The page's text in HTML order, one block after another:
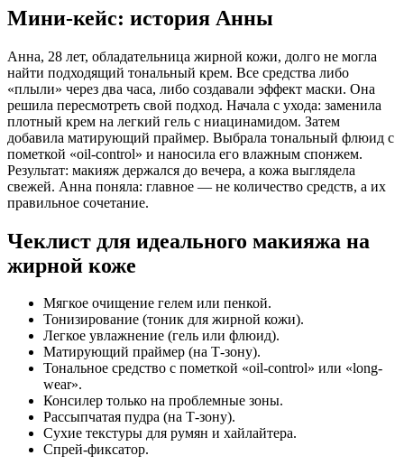
Мини-кейс: история Анны
Анна, 28 лет, обладательница жирной кожи, долго не могла
найти подходящий тональный крем. Все средства либо
«плыли» через два часа, либо создавали эффект маски. Она
решила пересмотреть свой подход. Начала с ухода: заменила
плотный крем на легкий гель с ниацинамидом. Затем
добавила матирующий праймер. Выбрала тональный флюид с
пометкой «oil-control» и наносила его влажным спонжем.
Результат: макияж держался до вечера, а кожа выглядела
свежей. Анна поняла: главное — не количество средств, а их
правильное сочетание.
Чеклист для идеального макияжа на
жирной коже
Мягкое очищение гелем или пенкой.
Тонизирование (тоник для жирной кожи).
Легкое увлажнение (гель или флюид).
Матирующий праймер (на Т-зону).
Тональное средство с пометкой «oil-control» или «long-
wear».
Консилер только на проблемные зоны.
Рассыпчатая пудра (на Т-зону).
Сухие текстуры для румян и хайлайтера.
Спрей-фиксатор.